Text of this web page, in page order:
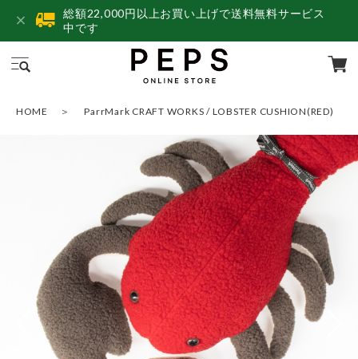
総額22,000円以上お買い上げで送料無料サービス
中です
HOME ParrMark CRAFT WORKS / LOBSTER CUSHION(RED)